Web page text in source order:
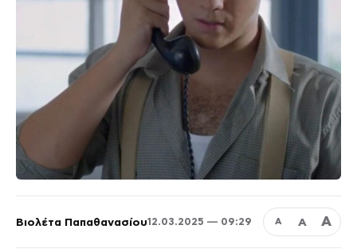
Βιολέτα Παπαθανασίου12.03.2025 — 09:29 Α Α Α